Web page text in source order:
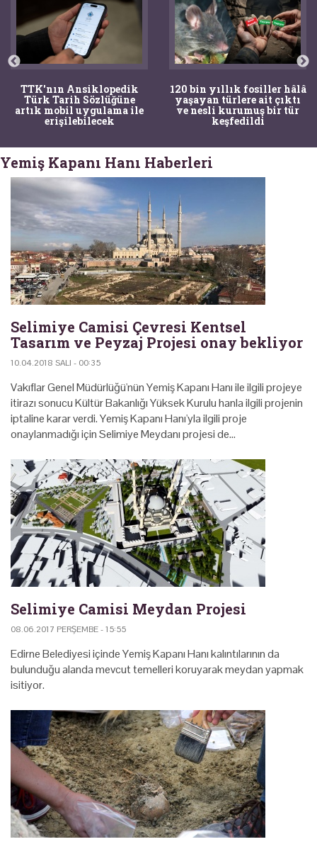
TTK'nın Ansiklopedik
Türk Tarih Sözlüğüne
artık mobil uygulama ile
erişilebilecek
120 bin yıllık fosiller hâlâ
yaşayan türlere ait çıktı
ve nesli kurumuş bir tür
keşfedildi
Yemiş Kapanı Hanı Haberleri
Selimiye Camisi Çevresi Kentsel
Tasarım ve Peyzaj Projesi onay bekliyor
10.04.2018 SALI - 00:35
Vakıflar Genel Müdürlüğü'nün Yemiş Kapanı Hanı ile ilgili projeye
itirazı sonucu Kültür Bakanlığı Yüksek Kurulu hanla ilgili projenin
iptaline karar verdi. Yemiş Kapanı Hanı'yla ilgili proje
onaylanmadığı için Selimiye Meydanı projesi de…
Selimiye Camisi Meydan Projesi
08.06.2017 PERŞEMBE - 15:55
Edirne Belediyesi içinde Yemiş Kapanı Hanı kalıntılarının da
bulunduğu alanda mevcut temelleri koruyarak meydan yapmak
isitiyor.